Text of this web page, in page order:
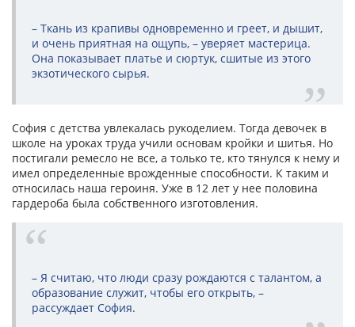
– Ткань из крапивы одновременно и греет, и дышит,
и очень приятная на ощупь, – уверяет мастерица.
Она показывает платье и сюртук, сшитые из этого
экзотического сырья.
София с детства увлекалась рукоделием. Тогда девочек в
школе на уроках труда учили основам кройки и шитья. Но
постигали ремесло не все, а только те, кто тянулся к нему и
имел определенные врожденные способности. К таким и
относилась наша героиня. Уже в 12 лет у нее половина
гардероба была собственного изготовления.
– Я считаю, что люди сразу рождаются с талантом, а
образование служит, чтобы его открыть, –
рассуждает София.